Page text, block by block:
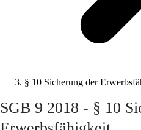
§ 10 Sicherung der
SGB 9 2018 - § 10